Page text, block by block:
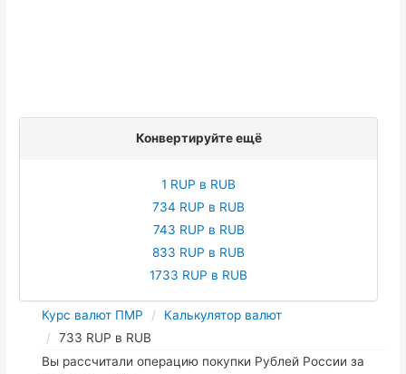
Конвертируйте ещё
1 RUP в RUB
734 RUP в RUB
743 RUP в RUB
833 RUP в RUB
1733 RUP в RUB
Курс валют ПМР
Калькулятор валют
733 RUP в RUB
Вы рассчитали операцию покупки Рублей России за